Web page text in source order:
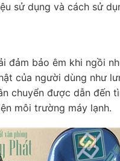
sử dụng và cách sử
đảm bảo êm khi ngồi
của người dùng như
chuyển được dẫn đến
môi trường máy lạnh.